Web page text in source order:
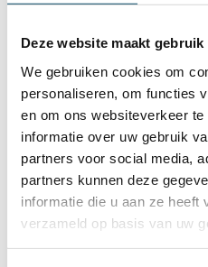
Deze website maakt
We gebruiken cookies om
personaliseren, om functies
en om ons websiteverkeer
informatie over uw gebruik
partners voor social media,
partners kunnen deze
informatie die u aan ze heeft
verzameld op basis van uw
de doelen van alle
vinden de samenwerking
Een
contextbegeleider
zal
huisbezoek komen. Tijdens
voor opvoedingsvragen- en
en tips, over hoe je de
kan stimuleren.
over de praktische
Tot slot is er het